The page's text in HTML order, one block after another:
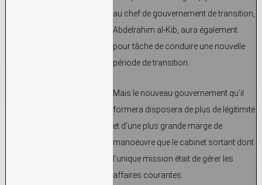
au chef de gouvernement de transition,
Abdelrahim al-Kib, aura également
pour tâche de conduire une nouvelle
période de transition.
Mais le nouveau gouvernement qu’il
formera disposera de plus de légitimité
et d’une plus grande marge de
manoeuvre que le cabinet sortant dont
l’unique mission était de gérer les
affaires courantes.